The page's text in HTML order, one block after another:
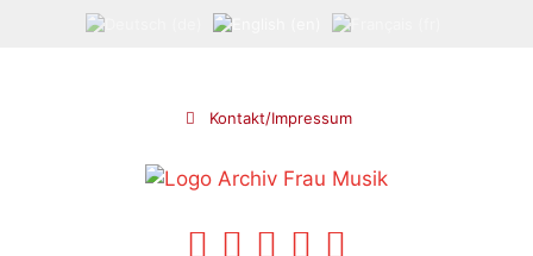
Kontakt/Impressum